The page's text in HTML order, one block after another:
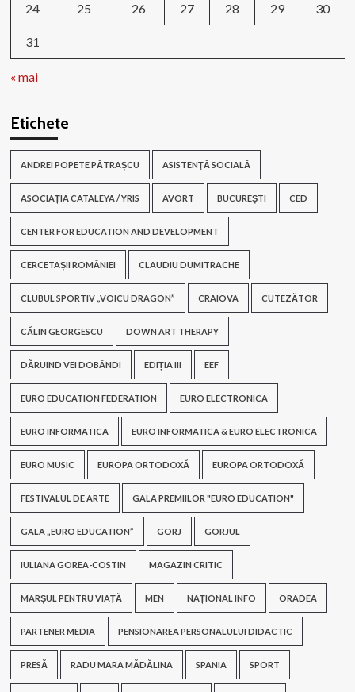
24 25 26 27 28 29 30
31
« mai
Etichete
ANDREI POPETE PĂTRAȘCU ASISTENŢĂ SOCIALĂ
ASOCIAȚIA CATALEYA / YRIS AVORT BUCUREȘTI CED
CENTER FOR EDUCATION AND DEVELOPMENT
CERCETAȘII ROMÂNIEI CLAUDIU DUMITRACHE
CLUBUL SPORTIV „VOICU DRAGON” CRAIOVA CUTEZĂTOR
CĂLIN GEORGESCU DOWN ART THERAPY
DĂRUIND VEI DOBÂNDI EDIȚIA III EEF
EURO EDUCATION FEDERATION EURO ELECTRONICA
EURO INFORMATICA EURO INFORMATICA & EURO ELECTRONICA
EURO MUSIC EUROPA ORTODOXĂ EUROPA ORTODOXĂ
FESTIVALUL DE ARTE GALA PREMIILOR "EURO EDUCATION"
GALA „EURO EDUCATION” GORJ GORJUL
IULIANA GOREA-COSTIN MAGAZIN CRITIC
MARȘUL PENTRU VIAȚĂ MEN NAȚIONAL INFO ORADEA
PARTENER MEDIA PENSIONAREA PERSONALULUI DIDACTIC
PRESĂ RADU MARA MĂDĂLINA SPANIA SPORT